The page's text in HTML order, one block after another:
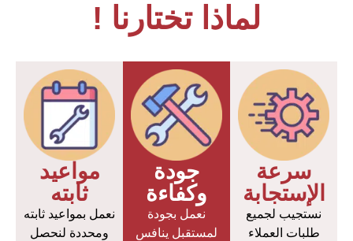
لماذا تختارنا !
سرعة
الإستجابة
نستجيب لجميع
طلبات العملاء
جودة
وكفاءة
نعمل بجودة
لمستقبل ينافس
مواعيد
ثابته
نعمل بمواعيد ثابته
ومحددة لنحصل